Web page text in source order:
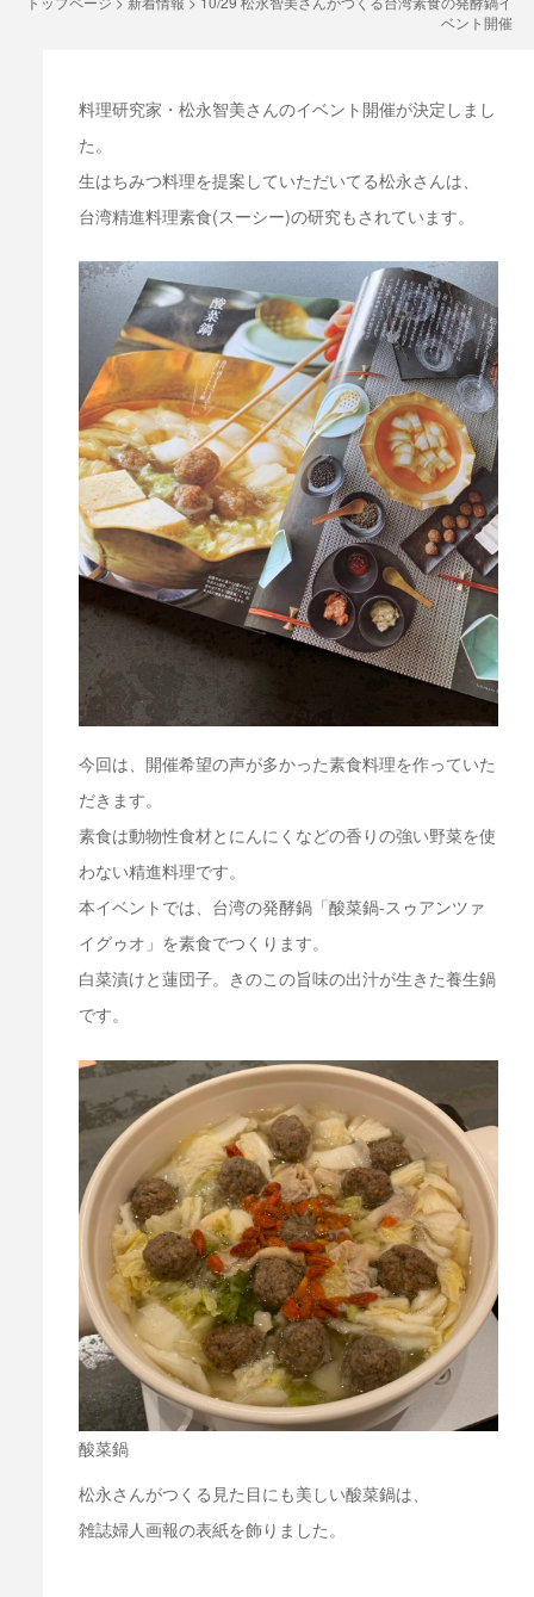
ベント開催
⁡料理研究家・松永智美さんのイベント開催が決定しまし
た。
生はちみつ料理を提案していただいてる松永さんは、
台湾精進料理素食(スーシー)の研究もされています。
今回は、開催希望の声が多かった素食料理を作っていた
だきます。
素食は動物性食材とにんにくなどの香りの強い野菜を使
わない精進料理です。
本イベントでは、台湾の発酵鍋「酸菜鍋-スゥアンツァ
イグゥオ」を素食でつくります。
白菜漬けと蓮団子。きのこの旨味の出汁が生きた養生鍋
です。
酸菜鍋
松永さんがつくる見た目にも美しい酸菜鍋は、
雑誌婦人画報の表紙を飾りました。